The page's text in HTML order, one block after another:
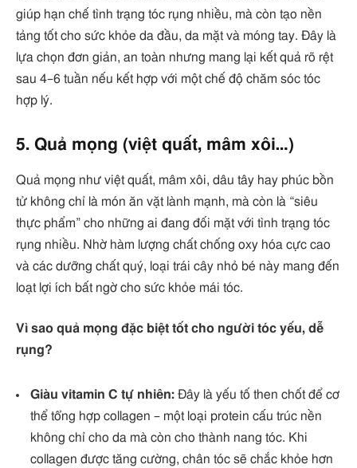
giúp hạn chế tình trạng tóc rụng nhiều, mà còn tạo nền
tảng tốt cho sức khỏe da đầu, da mặt và móng tay. Đây là
lựa chọn đơn giản, an toàn nhưng mang lại kết quả rõ rệt
sau 4–6 tuần nếu kết hợp với một chế độ chăm sóc tóc
hợp lý.
5. Quả mọng (việt quất, mâm xôi…)
Quả mọng như việt quất, mâm xôi, dâu tây hay phúc bồn
tử không chỉ là món ăn vặt lành mạnh, mà còn là “siêu
thực phẩm” cho những ai đang đối mặt với tình trạng tóc
rụng nhiều. Nhờ hàm lượng chất chống oxy hóa cực cao
và các dưỡng chất quý, loại trái cây nhỏ bé này mang đến
loạt lợi ích bất ngờ cho sức khỏe mái tóc.
Vì sao quả mọng đặc biệt tốt cho người tóc yếu, dễ
rụng?
Giàu vitamin C tự nhiên: Đây là yếu tố then chốt để cơ
thể tổng hợp collagen – một loại protein cấu trúc nền
không chỉ cho da mà còn cho thành nang tóc. Khi
collagen được tăng cường, chân tóc sẽ chắc khỏe hơn